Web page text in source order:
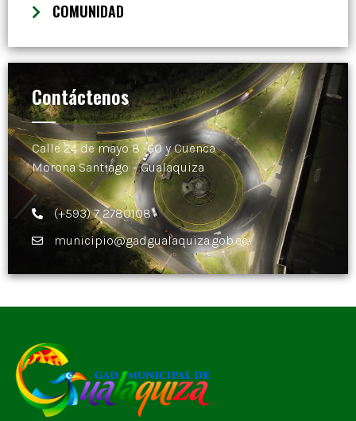
COMUNIDAD
Contáctenos
Calle 24 de mayo 8 -60 y Cuenca.
Morona Santiago – Gualaquiza
(+593) 7 2780108
municipio@gadgualaquiza.gob.ec